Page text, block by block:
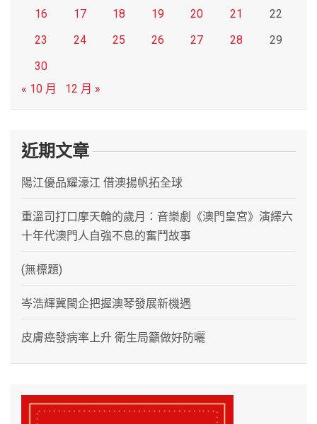
16
17 18 19 20 21
22
23
24 25 26 27 28
29
30
« 10 月
12 月 »
近期文章
陽江優品耀濠江 借澳揚帆拓全球
重溫司打口摩天輪的歲月：音樂劇《澳門皇宮》演繹六
十年代澳門人自強不息的奮鬥故事
(無標題)
岑浩輝冀閩企把握澳琴發展新機遇
皮膚癌發病率上升 衛生局籲做好防曬